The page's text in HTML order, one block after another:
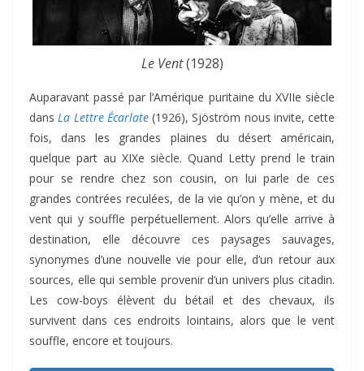
Le Vent(1928)
Auparavant passé par l’Amérique puritaine du XVIIe siècle
dans La Lettre Écarlate(1926), Sjöström nous invite, cette
fois, dans les grandes plaines du désert américain,
quelque part au XIXe siècle. Quand Letty prend le train
pour se rendre chez son cousin, on lui parle de ces
grandes contrées reculées, de la vie qu’on y mène, et du
vent qui y souffle perpétuellement. Alors qu’elle arrive à
destination, elle découvre ces paysages sauvages,
synonymes d’une nouvelle vie pour elle, d’un retour aux
sources, elle qui semble provenir d’un univers plus citadin.
Les cow-boys élèvent du bétail et des chevaux, ils
survivent dans ces endroits lointains, alors que le vent
souffle, encore et toujours.